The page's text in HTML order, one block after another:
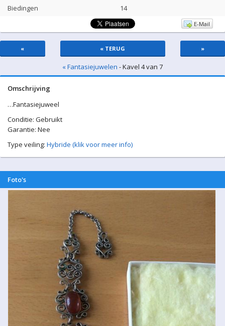
Biedingen
14
E-Mail
« « TERUG »
« Fantasiejuwelen - Kavel 4 van 7
Omschrijving
…Fantasiejuweel
Conditie: Gebruikt
Garantie: Nee
Type veiling: Hybride (klik voor meer info)
Foto's